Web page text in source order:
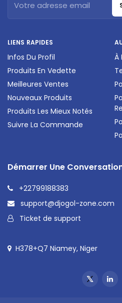
LIENS RAPIDES
Infos Du Profil
Produits En Vedette
Meilleures Ventes
Nouveaux Produits
Produits Les Mieux Notés
Suivre La Commande
À
Démarrer Une
+22799188383
support@djogol-zone.com
Ticket de support
H378+Q7 Niamey, Niger